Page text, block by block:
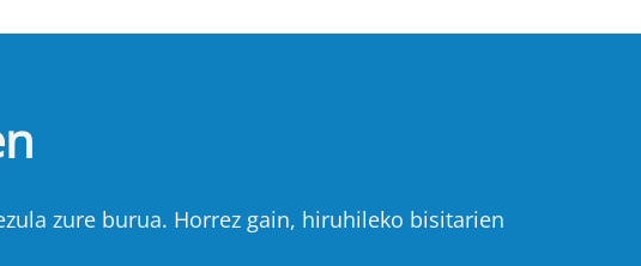
zure burua. Horrez gain, hiruhileko bisitarien